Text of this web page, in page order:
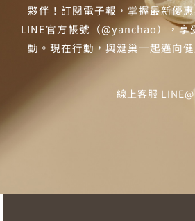
夥伴！訂閱電子報，掌握最新優
LINE官方帳號（@yanchao），享
動。現在行動，與涎巢一起邁向
線上客服 LINE@